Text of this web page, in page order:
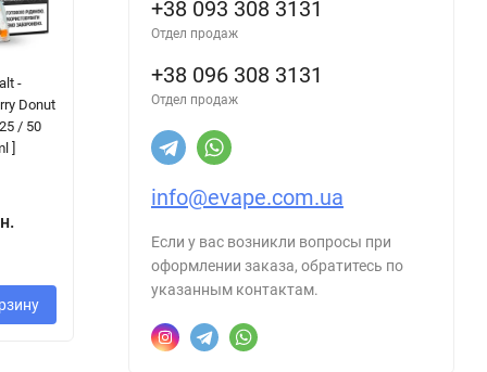
-
Donut
/ 50
]
FlavorLab FL350
- Grape [ Набір
320 грн.
FlavorLab FL350
+38 093 308 3131
Отдел продаж
+38 096 308 3131
Отдел продаж
info@evape.com.ua
Если у вас возникли вопросы при
оформлении заказа, обратитесь по
указанным контактам.